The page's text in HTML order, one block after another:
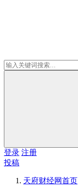
登录 注册
投稿
天府财经网首页